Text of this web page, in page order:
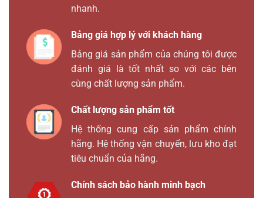
nhanh.
Bảng giá hợp lý với khách hàng
Bảng giá sản phẩm của chúng tôi được
đánh giá là tốt nhất so với các bên
cùng chất lượng sản phẩm.
Chất lượng sản phẩm tốt
Hệ thống cung cấp sản phẩm chính
hãng. Hệ thống vận chuyển, lưu kho đạt
tiêu chuẩn của hãng.
Chính sách bảo hành minh bạch